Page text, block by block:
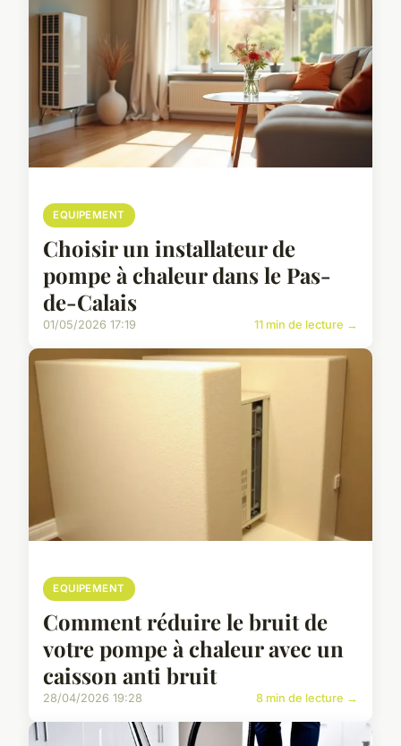
EQUIPEMENT
Choisir un installateur de
pompe à chaleur dans le Pas-
de-Calais
01/05/2026 17:19 11 min de lecture →
EQUIPEMENT
Comment réduire le bruit de
votre pompe à chaleur avec un
caisson anti bruit
28/04/2026 19:28 8 min de lecture →